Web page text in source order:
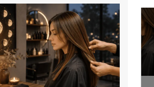
-
უწყება
10:49 / 04-08-2026